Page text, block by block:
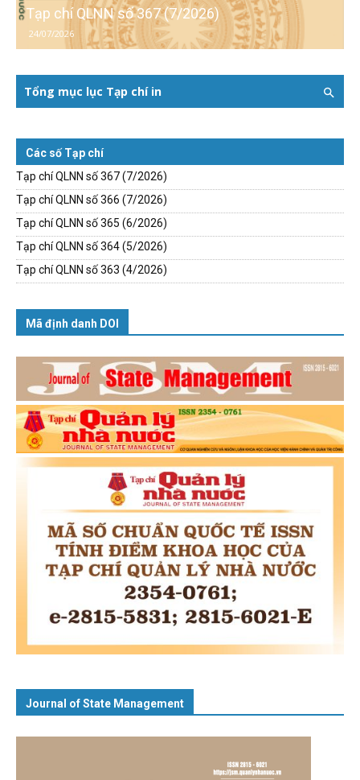
Tạp chí QLNN số 367 (7/2026)
24/07/2026
Tổng mục lục Tạp chí in
Các số Tạp chí
Tạp chí QLNN số 367 (7/2026)
Tạp chí QLNN số 366 (7/2026)
Tạp chí QLNN số 365 (6/2026)
Tạp chí QLNN số 364 (5/2026)
Tạp chí QLNN số 363 (4/2026)
Mã định danh DOI
Journal of State Management